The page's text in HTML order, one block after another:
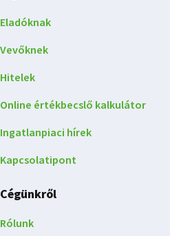
Eladóknak
Vevőknek
Hitelek
Online értékbecslő kalkulátor
Ingatlanpiaci hírek
Kapcsolatipont
Cégünkről
Rólunk